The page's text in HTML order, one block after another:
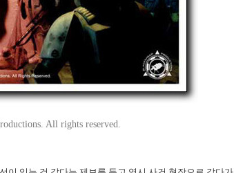
All rights reserved.